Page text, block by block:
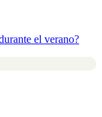
el verano?